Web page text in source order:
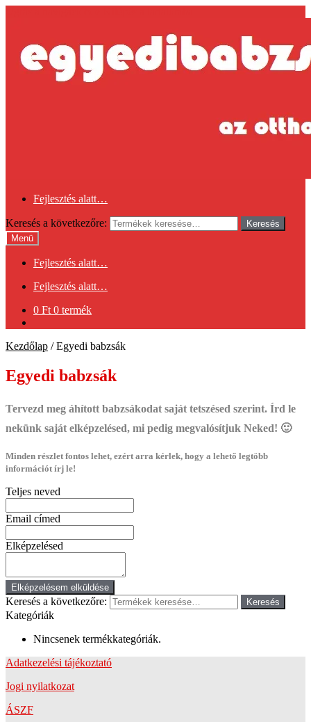
Fejlesztés alatt…
Keresés a következőre:
Keresés
Menü
Fejlesztés alatt…
Fejlesztés alatt…
0 Ft 0 termék
Kezdőlap /Egyedi babzsák
Egyedi babzsák
Tervezd meg áhított babzsákodat saját tetszésed szerint. Írd le
nekünk saját elképzelésed, mi pedig megvalósítjuk Neked! 🙂
Minden részlet fontos lehet, ezért arra kérlek, hogy a lehető legtöbb
információt írj le!
Teljes neved
Email címed
Elképzelésed
Elképzelésem elküldése
Keresés a következőre: Keresés
Kategóriák
Nincsenek termékkategóriák.
Adatkezelési tájékoztató
Jogi nyilatkozat
ÁSZF